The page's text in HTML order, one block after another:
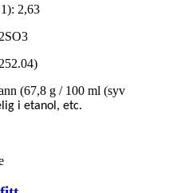
2,63
(67,8 g / 100 ml (syv
i etanol, etc.